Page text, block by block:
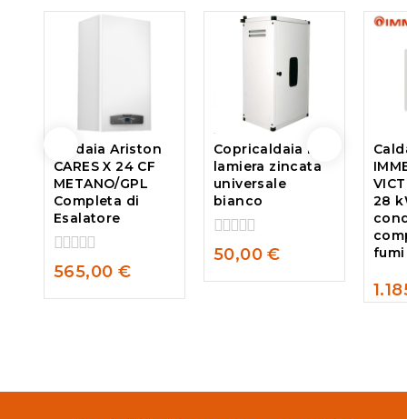
Caldaia Ariston
CARES X 24 CF
METANO/GPL
Completa di
Esalatore
0
out
of
565,00 €
Copricaldaia in
lamiera zincata
universale
bianco
0
out
of
50,00€
28
fumi
0